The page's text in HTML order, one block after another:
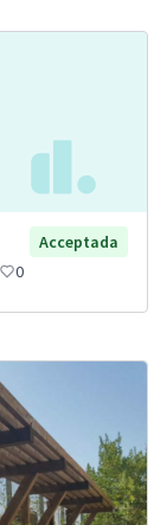
Acceptada
0